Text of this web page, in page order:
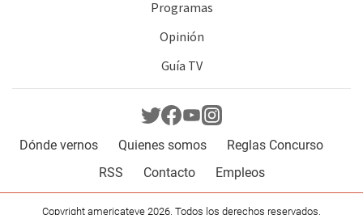
Programas
Opinión
Guía TV
Dónde vernos Quienes somos
Reglas Concurso
RSS
Contacto Empleos
Copyright americateve 2026. Todos los derechos reservados.